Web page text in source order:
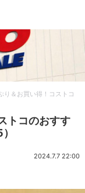
り＆お買い得！コストコ
トコのおすす
2024.7.7 22:00